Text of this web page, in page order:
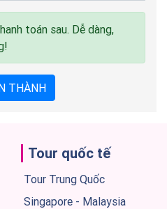
toán sau. Dễ dàng,
THÀNH
Tour quốc tế
Tour Trung Quốc
Singapore - Malaysia